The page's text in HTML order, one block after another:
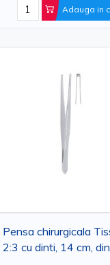
generala
Adauga in
Pensa chirurgicala
2:3 cu dinti, 14 cm,